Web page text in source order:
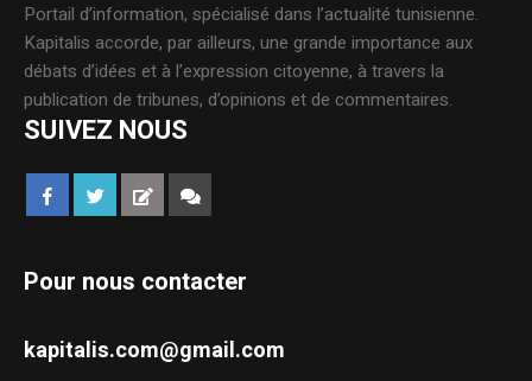
Portail d’information, spécialisé dans l’actualité tunisienne.
Kapitalis accorde, par ailleurs, une grande importance aux
débats d’idées et à l’expression citoyenne, à travers la
publication de tribunes, d’opinions et de commentaires.
SUIVEZ NOUS
Pour nous contacter
kapitalis.com@gmail.com